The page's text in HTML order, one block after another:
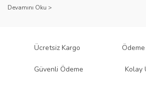
sağlıyor.
Engo ekran koruyucuları
, uzun yıllara dayanan
ürününü titiz bir kalite kontrol sürecinden geçirir.
Ücretsiz Kargo Ödeme
Güvenli Ödeme Kolay